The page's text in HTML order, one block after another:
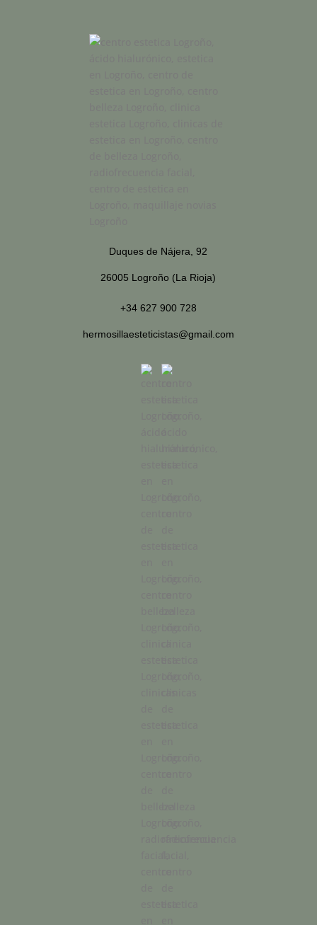
Duques de Nájera, 92
26005 Logroño (La Rioja)
+34 627 900 728
hermosillaesteticistas@gmail.com